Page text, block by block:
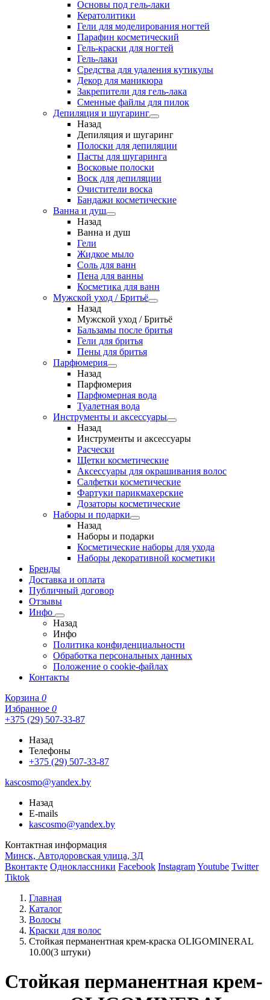
Основы под гель-лаки
Кератолитики
Гели для моделирования ногтей
Парафин косметический
Гель-краски для ногтей
Гель-лаки
Средства для удаления кутикулы
Декор для маникюра
Закрепители для гель-лака
Сменные файлы для пилок
Депиляция и шугаринг
Назад
Депиляция и шугаринг
Полоски для депиляции
Пасты для шугаринга
Восковые полоски
Воск для депиляции
Очистители воска
Бандажи косметические
Ванна и душ
Назад
Ванна и душ
Гели
Жидкое мыло
Соль для ванн
Пена для ванны
Косметика для ванн
Мужской уход / Бритьё
Назад
Мужской уход / Бритьё
Бальзамы после бритья
Гели для бритья
Пены для бритья
Парфюмерия
Назад
Парфюмерия
Парфюмерная вода
Туалетная вода
Инструменты и аксессуары
Назад
Инструменты и аксессуары
Расчески
Щетки косметические
Аксессуары для окрашивания волос
Салфетки косметические
Фартуки парикмахерские
Дозаторы косметические
Наборы и подарки
Назад
Наборы и подарки
Косметические наборы для ухода
Наборы декоративной косметики
Бренды
Доставка и оплата
Публичный договор
Отзывы
Инфо
Назад
Инфо
Политика конфиденциальности
Обработка персональных данных
Положение о cookie-файлах
Контакты
Корзина 0
Избранное 0
+375 (29) 507-33-87
Назад
Телефоны
+375 (29) 507-33-87
kascosmo@yandex.by
Назад
E-mails
kascosmo@yandex.by
Контактная информация
Минск, Автодоровская улица, 3Д
Вконтакте Одноклассники Facebook InstagramYoutube Twitter
Tiktok
Главная
Каталог
Волосы
Краски для волос
Стойкая перманентная крем-краска OLIGOMINERAL
10.00(3 штуки)
Стойкая перманентная крем-